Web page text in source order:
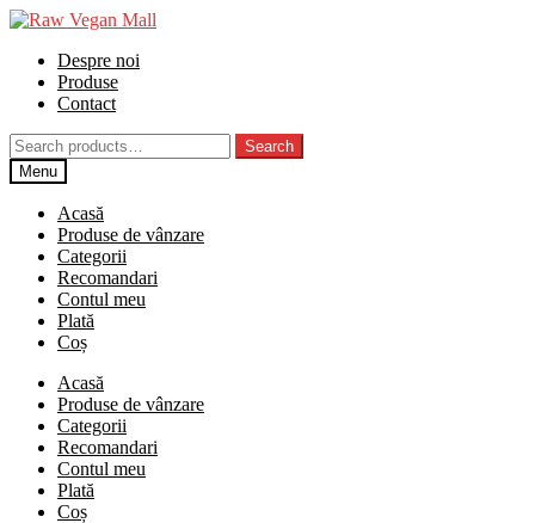
Skip
navigation
Skip
contentDespre noi
Produse
Contact
Search
for:
Search
Menu
Acasă
Produse de vânzare
Categorii
Recomandari
Contul meu
Plată
Coș
Acasă
Produse de vânzare
Categorii
Recomandari
Contul meu
Plată
Coș